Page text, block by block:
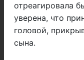
отреагировала
уверена, что
головой,
сына.